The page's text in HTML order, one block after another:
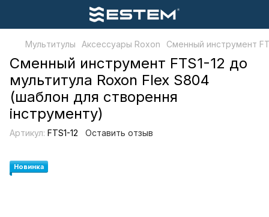
Мультитулы Аксессуары Roxon Сменный инструмент
Сменный инструмент FTS1-12 до
мультитула Roxon Flex S804
(шаблон для створення
інструменту)
Артикул: FTS1-12 Оставить отзыв
Новинка